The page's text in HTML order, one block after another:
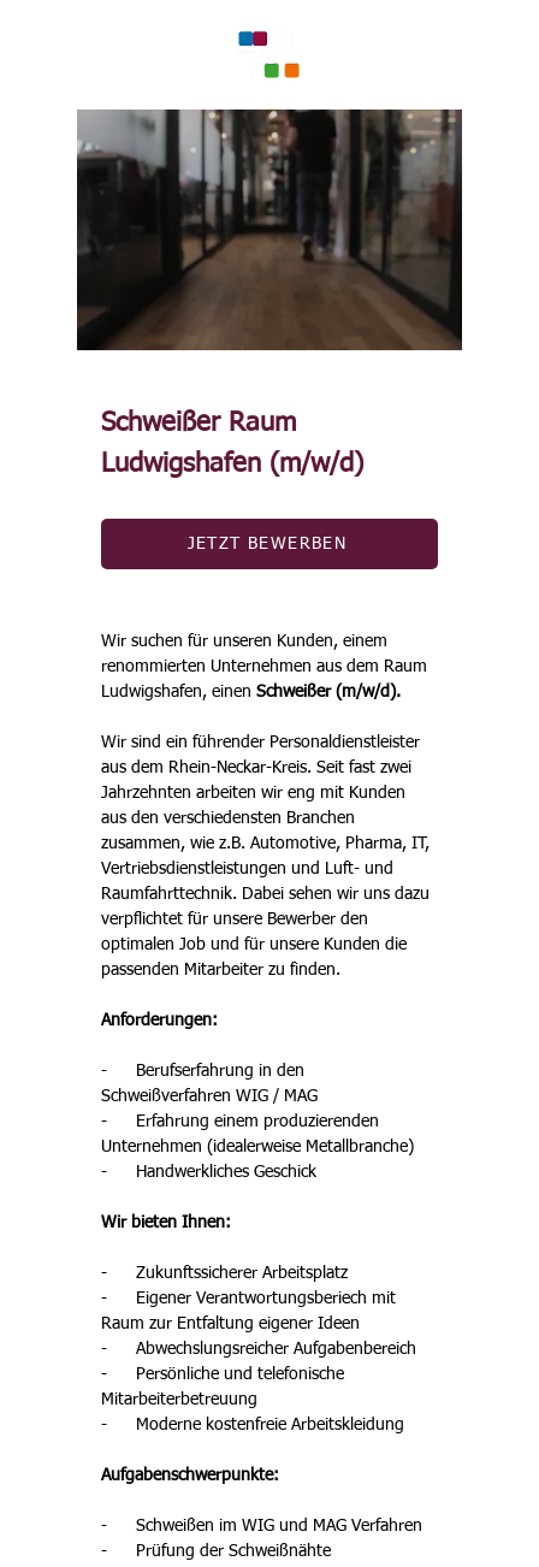
Schweißer Raum
Ludwigshafen (m/w/d)
JETZT BEWERBEN
Wir suchen für unseren Kunden, einem
renommierten Unternehmen aus dem Raum
Ludwigshafen, einen Schweißer (m/w/d).
Wir sind ein führender Personaldienstleister
aus dem Rhein-Neckar-Kreis. Seit fast zwei
Jahrzehnten arbeiten wir eng mit Kunden
aus den verschiedensten Branchen
zusammen, wie z.B. Automotive, Pharma, IT,
Vertriebsdienstleistungen und Luft- und
Raumfahrttechnik. Dabei sehen wir uns dazu
verpflichtet für unsere Bewerber den
optimalen Job und für unsere Kunden die
passenden Mitarbeiter zu finden.
Anforderungen:
-      Berufserfahrung in den
Schweißverfahren WIG / MAG
-      Erfahrung einem produzierenden
Unternehmen (idealerweise Metallbranche)
-      Handwerkliches Geschick
Wir bieten Ihnen:
-      Zukunftssicherer Arbeitsplatz
-      Eigener Verantwortungsberiech mit
Raum zur Entfaltung eigener Ideen
-      Abwechslungsreicher Aufgabenbereich
-      Persönliche und telefonische
Mitarbeiterbetreuung
-      Moderne kostenfreie Arbeitskleidung
Aufgabenschwerpunkte:
-      Schweißen im WIG und MAG Verfahren
-      Prüfung der Schweißnähte